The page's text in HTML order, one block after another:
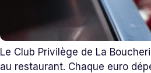
Le Club Privilège de La
au restaurant. Chaque euro